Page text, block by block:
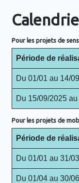
Pour les projets de
Période de
Du 01/01 au 14/
Du 15/09/2025
Pour les projets de
Période de
Du 01/01 au 31/
Du 01/04 au 30/